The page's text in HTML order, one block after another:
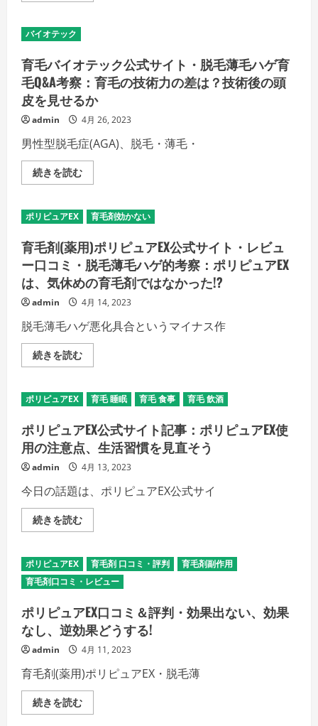
こ
い
っ
た
の
詳
を
ご
覧
く
だ
考
く
て
も
(育
毛)
効
果
あ
ん
で
す
詳
細
ご
覧
く
だ
さ
ク
公
式
サ
イ
ト・
薄
毛
ハ
ゲ
育
毛
考
バ
イ
オ
ッ
ク
の
技
術
で
本
に
え
ま
す
詳
細
ご
覧
く
だ
さ
バイオテック
育毛バイオテック公式サイト・脱毛薄毛ハゲ育
毛Q&A考察：育毛の技術力の差は？技術後の頭
皮を見せるか
admin 4月 26, 2023
男性型脱毛症(AGA)、脱毛・薄毛・
続きを読む育
毛
オ
テ
ク
公
式
サ
イ
ト・
脱
毛
薄
毛
ハ
ゲ
毛
考
察：
育
の
技
術
力
の
は？
技
術
後
の
を
見
せ
る
の
詳
細
を
ご
く
だ
さ
い
ポリピュアEX 育毛剤効かない
育毛剤(薬用)ポリピュアEX公式サイト・レビュ
ー口コミ・脱毛薄毛ハゲ的考察：ポリピュアEX
は、気休めの育毛剤ではなかった!?
admin 4月 14, 2023
脱毛薄毛ハゲ悪化具合というマイナス作
続きを読む育
毛
用)
ポ
ピ
ュ
ア
EX
公
式
イ
ビ
ュ
コ
ミ・
脱
毛
毛
ハ
ゲ
的
考
ポ
リ
ピ
ュ
ア
ポリピュアEX 育毛 睡眠 育毛 食事 育毛 飲酒
ポリピュアEX公式サイト記事：ポリピュアEX使
用の注意点、生活習慣を見直そう
admin 4月 13, 2023
今日の話題は、ポリピュアEX公式サイ
続きを読むポ
リ
ア
EX
公
式
イ
ト
記
事：
ポ
リ
ピ
ュ
ア
EX
用
ポリピュアEX 育毛剤 口コミ・評判
育毛剤副作用
育毛剤口コミ・レビュー
ポリピュアEX口コミ＆評判・効果出ない、効果
なし、逆効果どうする!
admin 4月 11, 2023
育毛剤(薬用)ポリピュアEX・脱毛薄
続きを読むポ
リ